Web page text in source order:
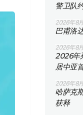
警卫队
2026年8
巴甫洛
2026年8
2026年
居中亚
2026年8
哈萨克
获释